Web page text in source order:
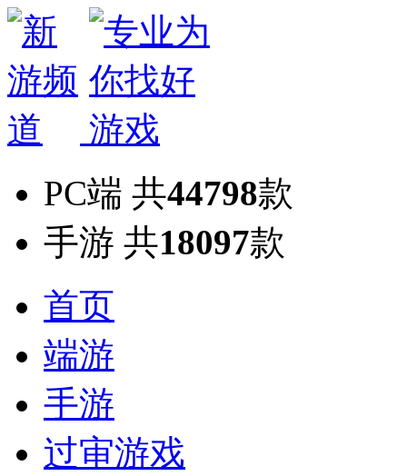
PC端 共44798款
手游 共18097款
首页
端游
手游
过审游戏